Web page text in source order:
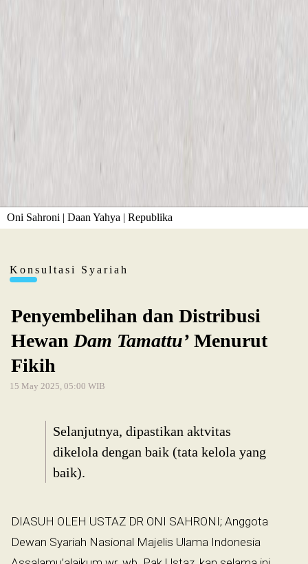
Oni Sahroni | Daan Yahya | Republika
Konsultasi Syariah
Penyembelihan dan Distribusi
Hewan Dam Tamattu’ Menurut
Fikih
15 May 2025, 05:00 WIB
Selanjutnya, dipastikan aktvitas
dikelola dengan baik (tata kelola yang
baik).
DIASUH OLEH USTAZ DR ONI SAHRONI; Anggota
Dewan Syariah Nasional Majelis Ulama Indonesia